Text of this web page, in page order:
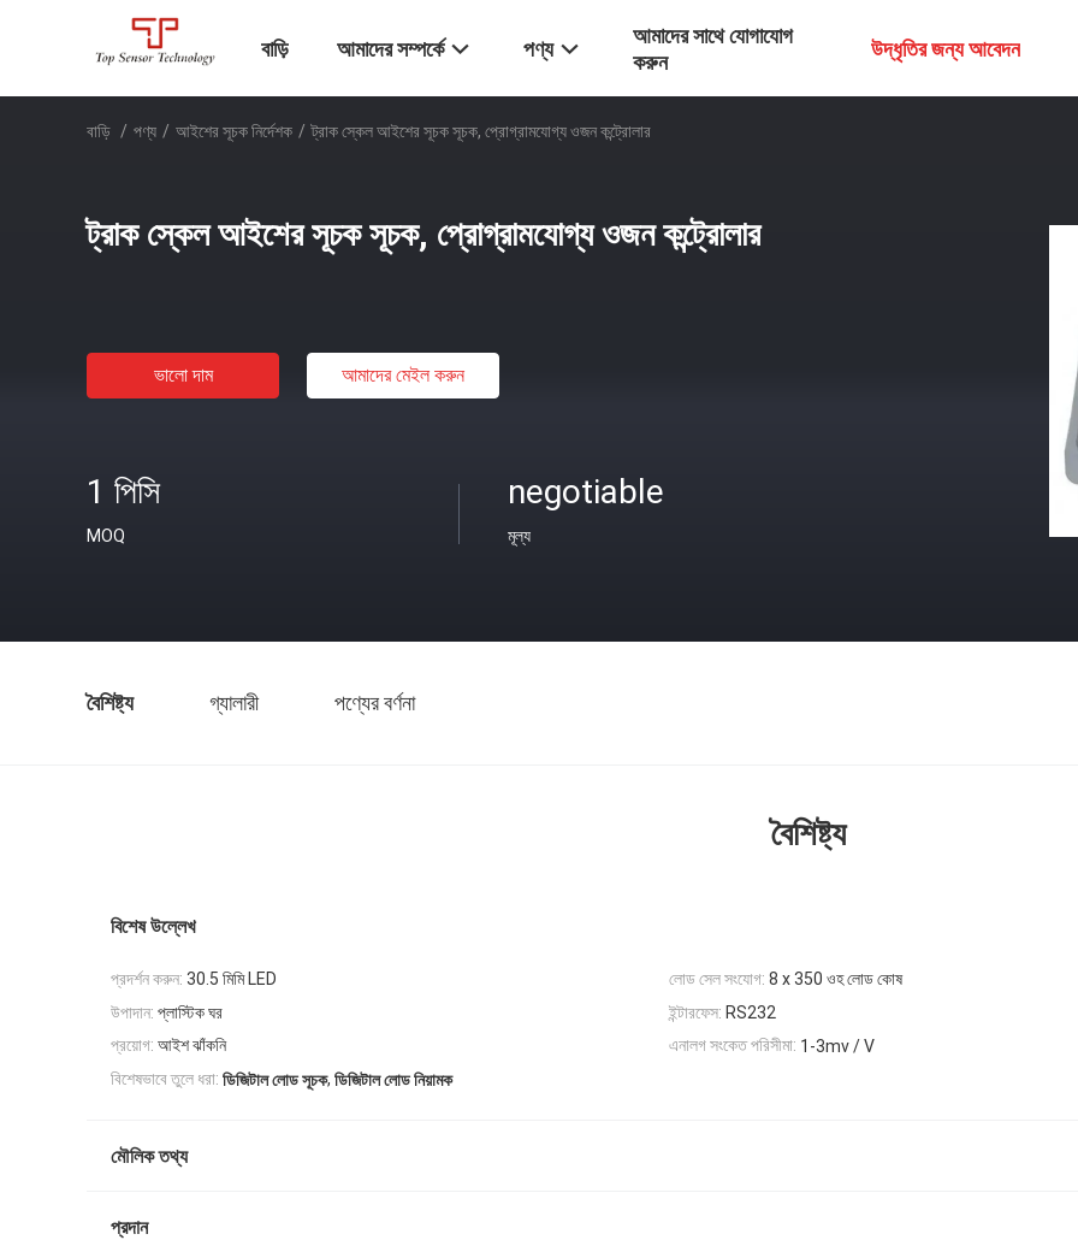
বাড়ি আমাদের সম্পর্কে পণ্য
আমাদের সাথে যোগাযোগ
করুন
উদ্ধৃতির জন্য আবেদন
বাড়ি / পণ্য / আইশের সূচক নির্দেশক / ট্রাক স্কেল আইশের সূচক সূচক, প্রোগ্রামযোগ্য ওজন কন্ট্রোলার
ট্রাক স্কেল আইশের সূচক সূচক, প্রোগ্রামযোগ্য ওজন কন্ট্রোলার
ভালো দাম আমাদের মেইল ​​করুন
1 পিসি
MOQ
negotiable
মূল্য
বৈশিষ্ট্য গ্যালারী পণ্যের বর্ণনা
বৈশিষ্ট্য
বিশেষ উল্লেখ
প্রদর্শন করুন: 30.5 মিমি LED লোড সেল সংযোগ: 8 x 350 ওহ লোড কোষ
উপাদান: প্লাস্টিক ঘর ইন্টারফেস: RS232
প্রয়োগ: আইশ ঝাঁকনি এনালগ সংকেত পরিসীমা: 1-3mv / V
বিশেষভাবে তুলে ধরা: ডিজিটাল লোড সূচক, ডিজিটাল লোড নিয়ামক
মৌলিক তথ্য
প্রদান